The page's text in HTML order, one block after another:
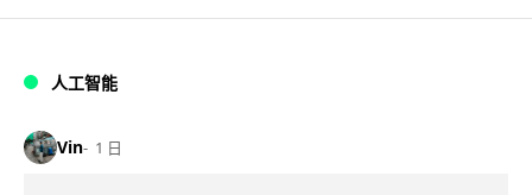
人工智能
Vin 1 日